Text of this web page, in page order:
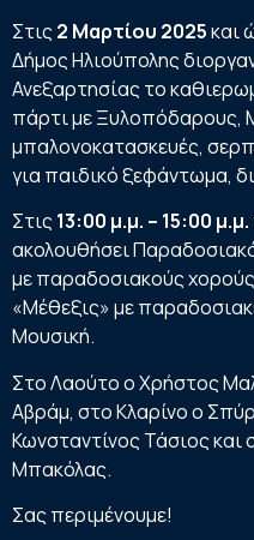
Στις 2 Μαρτίου 2025και
Δήμος Ηλιούπολης
Ανεξαρτησίας το
πάρτι µε Ξυλοπόδαρους,
µπαλονοκατασκευές,
για παιδικό ξεφάντωµα,
Στις 13:00 µ.µ. – 15:00 µ.µ.
ακολουθήσει
µε παραδοσιακούς
«Μέθεξις» µε
Μουσική.
Στο Λαούτο ο Χρήστος
Αβράμ, στο Κλαρίνο ο
Κωνσταντίνος Τάσιος
Μπακόλας.
Σας περιμένουμε!